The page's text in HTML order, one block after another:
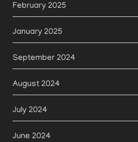
February 2025
January 2025
September 2024
August 2024
July 2024
June 2024